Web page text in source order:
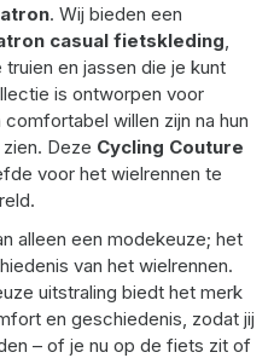
. Wij bieden een
casual fietskleding,
en jassen die je kunt
is ontworpen voor
willen zijn na hun
Deze Cycling Couture
voor het wielrennen te
alleen een modekeuze; het
van het wielrennen.
uitstraling biedt het merk
en geschiedenis, zodat jij
– of je nu op de fiets zit of